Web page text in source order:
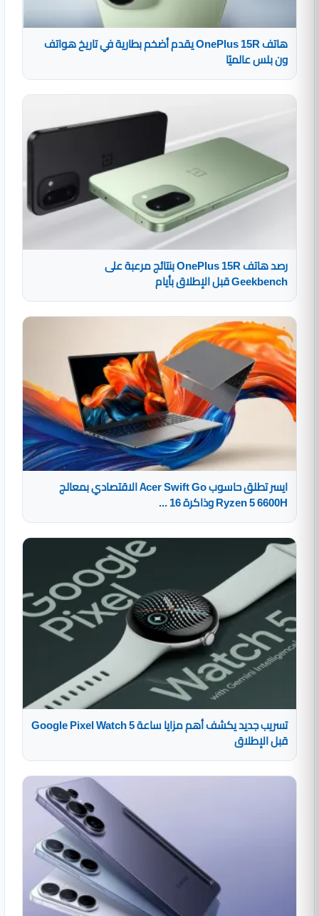
هاتف OnePlus 15R يقدم أضخم بطارية في تاريخ هواتف
ون بلس عالميًا
رصد هاتف OnePlus 15R بنتائج مرعبة على
Geekbench قبل الإطلاق بأيام
ايسر تطلق حاسوب Acer Swift Go الاقتصادي بمعالج
Ryzen 5 6600H وذاكرة 16 ...
تسريب جديد يكشف أهم مزايا ساعة Google Pixel Watch 5
قبل الإطلاق